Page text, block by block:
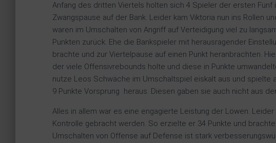
Anfang des dritten Viertels holten sich 4 Spieler der ersten Fünf
Zwangspause auf der Bank. Leider kam Viktoria nun ins Rollen
waren im Umschalten von Angriff auf Verteidigung viel zu
Punkten zurück. Ehe die Bankspieler mit herausragender
brachte und zur Viertelpause auf einen Punkt heranbrachten.
der viele Offensivrebounds holte und diese in Punkte
nutze Leos Schwäche im Umschaltspiel eiskalt aus und spielte
9 Punkte Vorsprung heraus. Diesen gaben sie auch nicht aus
Alles in allem war es eine engagierte Leistung der Löwen.
Kontrolle gebracht werden. So erzielte er 34 Punkte und
Umschalten von Offense auf Defense ist stark